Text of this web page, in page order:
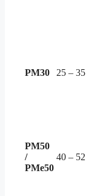
PM30 25 – 35
PM50
/
PMe50
40 – 52